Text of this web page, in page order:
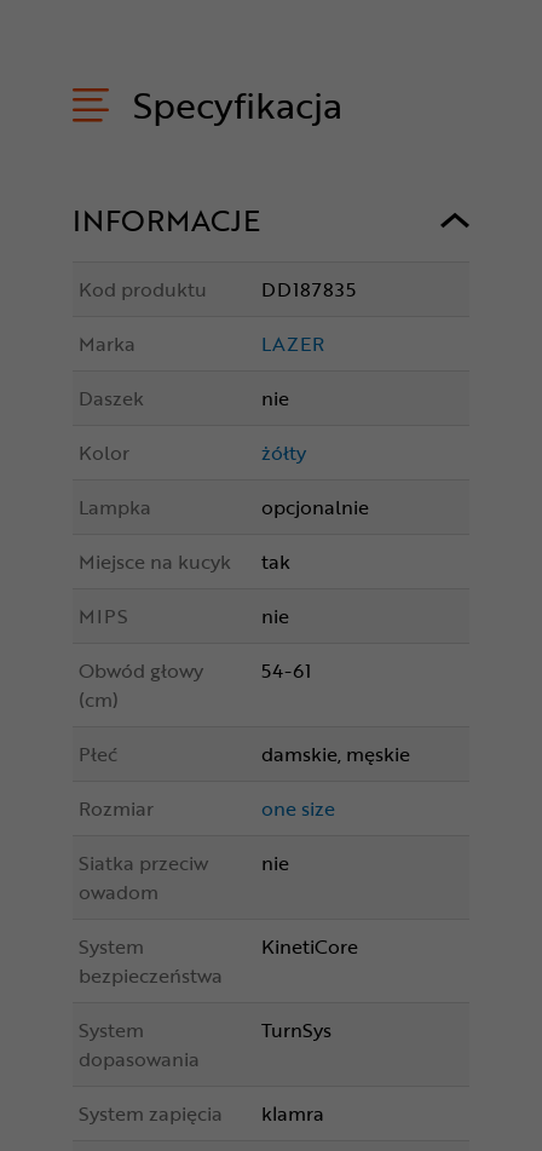
Specyfikacja
INFORMACJE
Kod produktu
DD187835
Marka
LAZER
Daszek
nie
Kolor
żółty
Lampka
opcjonalnie
Miejsce na kucyk
tak
MIPS
nie
Obwód głowy
(cm)
54-61
Płeć
damskie, męskie
Rozmiar
one size
Siatka przeciw
owadom
nie
System
bezpieczeństwa
KinetiCore
System
dopasowania
TurnSys
System zapięcia
klamra